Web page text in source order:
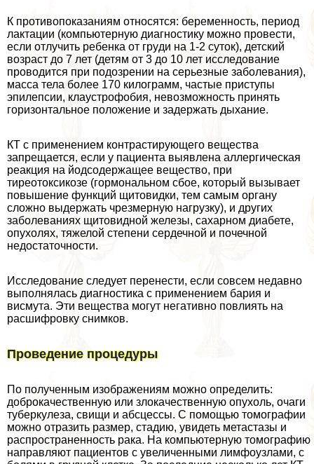
К противопоказаниям относятся: беременность, период
лактации (компьютерную диагностику можно провести,
если отлучить ребенка от гpyди на 1-2 суток), детский
возраст до 7 лет (детям от 3 до 10 лет исследование
проводится при подозрении на серьезные заболевания),
масса тела более 170 килограмм, частые приступы
эпилепсии, клаустрофобия, невозможность принять
горизонтальное положение и задержать дыхание.
КТ с применением контрастирующего вещества
запрещается, если у пациента выявлена аллергическая
реакция на йодсодержащее вещество, при
тиреотоксикозе (гормональном сбое, который вызывает
повышение функций щитовидки, тем самым органу
сложно выдержать чрезмерную нагрузку), и других
заболеваниях щитовидной железы, сахарном диабете,
опухолях, тяжелой степени сердечной и почечной
недостаточности.
Исследование следует перенести, если совсем недавно
выполнялась диагностика с применением бария и
висмута. Эти вещества могут негативно повлиять на
расшифровку снимков.
Проведение процедуры
По полученным изображениям можно определить:
доброкачественную или злокачественную опухоль, очаги
туберкулеза, свищи и абсцессы. С помощью томографии
можно отразить размер, стадию, увидеть метастазы и
распространенность paка. На компьютерную томографию
направляют пациентов с увеличенными лимфоузлами, с